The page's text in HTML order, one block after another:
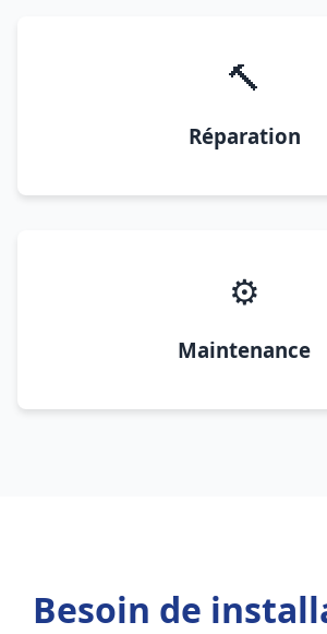
🔨
Réparation
⚙️
Maintenance
Besoin de